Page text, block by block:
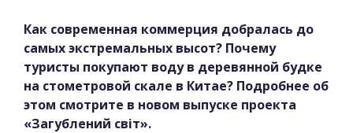
Как современная коммерция добралась до
самых экстремальных высот? Почему
туристы покупают воду в деревянной будке
на стометровой скале в Китае? Подробнее об
этом смотрите в новом выпуске проекта
«Загублений світ».